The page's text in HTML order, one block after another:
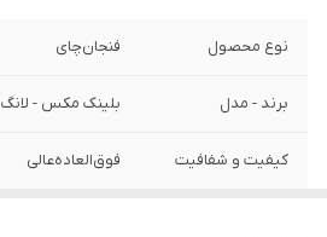
نوع محصول فنجان‌چای
برند - مدل بلینک مکس - لانگ
کیفیت و شفافیت فوق‌العاده‌عالی